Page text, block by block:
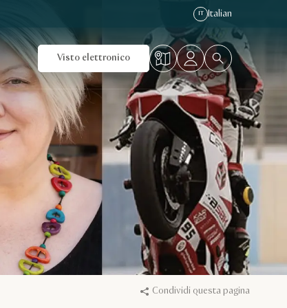
IT Italian
Visto elettronico
Condividi questa pagina